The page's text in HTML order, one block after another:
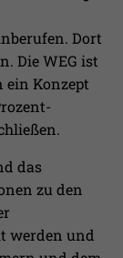
Dort
Die WEG ist
Konzept
das
zu den
werden und